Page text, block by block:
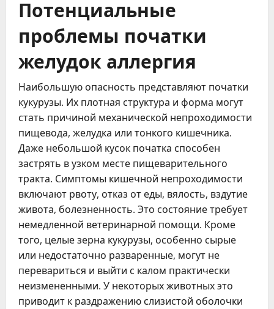
Потенциальные
проблемы початки
желудок аллергия
Наибольшую опасность представляют початки
кукурузы. Их плотная структура и форма могут
стать причиной механической непроходимости
пищевода, желудка или тонкого кишечника.
Даже небольшой кусок початка способен
застрять в узком месте пищеварительного
тракта. Симптомы кишечной непроходимости
включают рвоту, отказ от еды, вялость, вздутие
живота, болезненность. Это состояние требует
немедленной ветеринарной помощи. Кроме
того, целые зерна кукурузы, особенно сырые
или недостаточно разваренные, могут не
перевариться и выйти с калом практически
неизмененными. У некоторых животных это
приводит к раздражению слизистой оболочки